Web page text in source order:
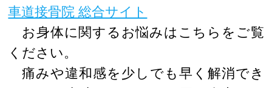
車道接骨院 総合サイト
お身体に関するお悩みはこちらをご覧
ください。
痛みや違和感を少しでも早く解消でき